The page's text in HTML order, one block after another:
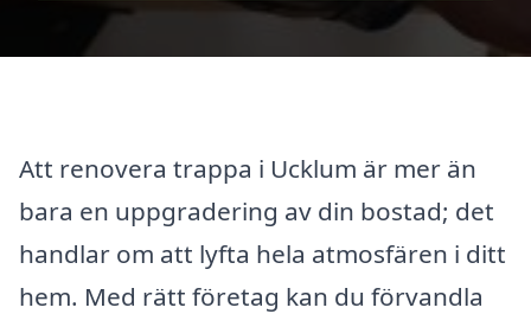
Att renovera trappa i Ucklum är mer än
bara en uppgradering av din bostad; det
handlar om att lyfta hela atmosfären i ditt
hem. Med rätt företag kan du förvandla